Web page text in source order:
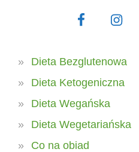
Dieta Bezglutenowa
Dieta Ketogeniczna
Dieta Wegańska
Dieta Wegetariańska
Co na obiad